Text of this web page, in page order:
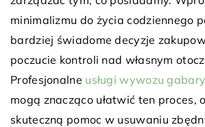
minimalizmu do życia codziennego
bardziej świadome decyzje
poczucie kontroli nad własnym
Profesjonalne usługi wywozu
mogą znacząco ułatwić ten proces,
skuteczną pomoc w usuwaniu